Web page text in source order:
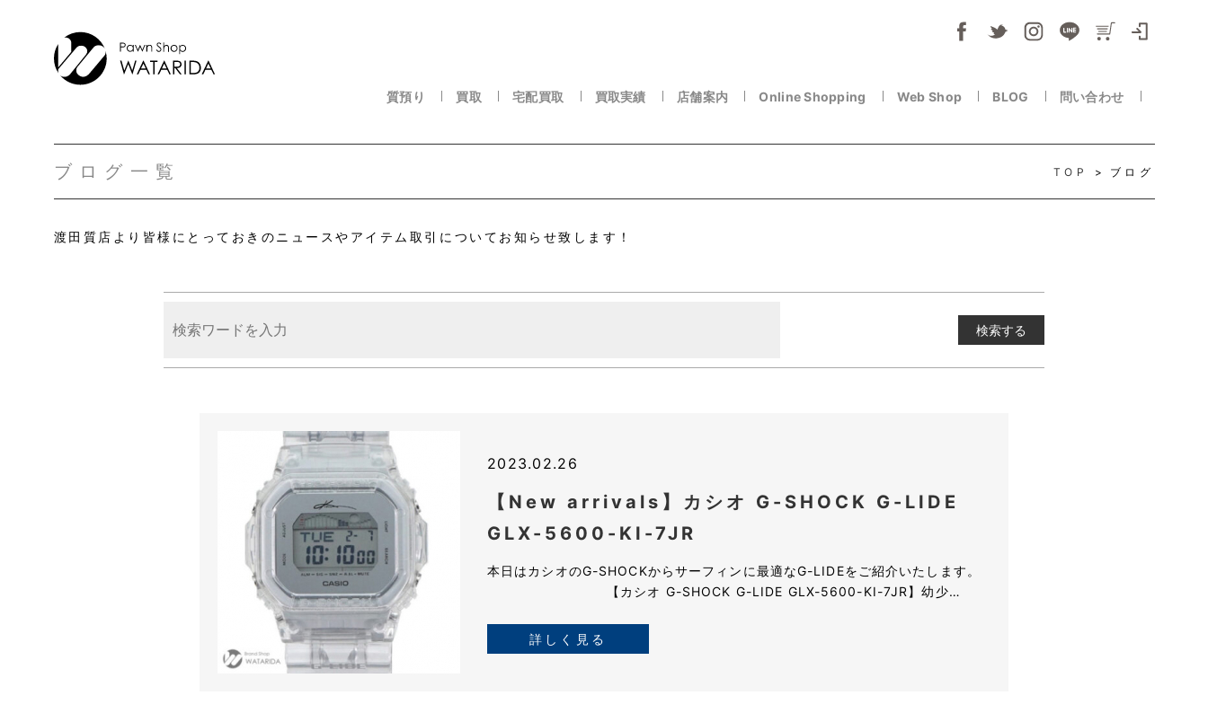
質預り 買取 宅配買取 買取実績 店舗案内 Online Shopping Web Shop BLOG 問い合わせ
ブログ一覧 TOP ブログ
渡田質店より皆様にとっておきのニュースやアイテム取引についてお知らせ致します！
2023.02.26
【New arrivals】カシオ G-SHOCK G-LIDE
GLX-5600-KI-7JR
本日はカシオのG-SHOCKからサーフィンに最適なG-LIDEをご紹介いたします。
【カシオ G-SHOCK G-LIDE GLX-5600-KI-7JR】幼少…
詳しく見る